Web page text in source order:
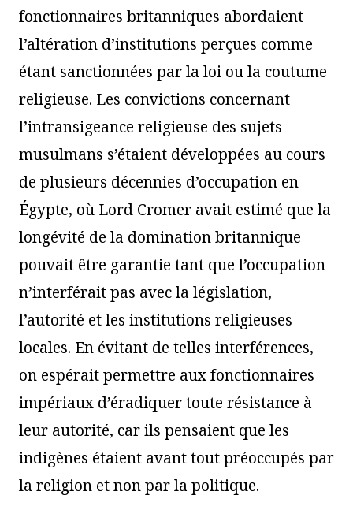
fonctionnaires britanniques abordaient
l’altération d’institutions perçues comme
étant sanctionnées par la loi ou la coutume
religieuse. Les convictions concernant
l’intransigeance religieuse des sujets
musulmans s’étaient développées au cours
de plusieurs décennies d’occupation en
Égypte, où Lord Cromer avait estimé que la
longévité de la domination britannique
pouvait être garantie tant que l’occupation
n’interférait pas avec la législation,
l’autorité et les institutions religieuses
locales. En évitant de telles interférences,
on espérait permettre aux fonctionnaires
impériaux d’éradiquer toute résistance à
leur autorité, car ils pensaient que les
indigènes étaient avant tout préoccupés par
la religion et non par la politique.